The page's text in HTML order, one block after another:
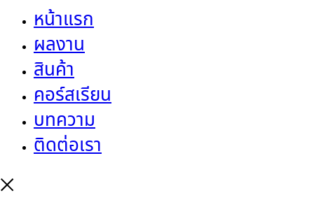
หน้าแรก
ผลงาน
สินค้า
คอร์สเรียน
บทความ
ติดต่อเรา